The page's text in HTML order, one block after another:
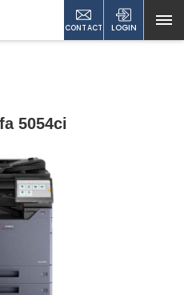
CONTACT LOGIN
5054ci